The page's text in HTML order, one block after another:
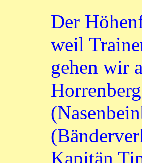
Der
weil
gehen wir
Kapitän